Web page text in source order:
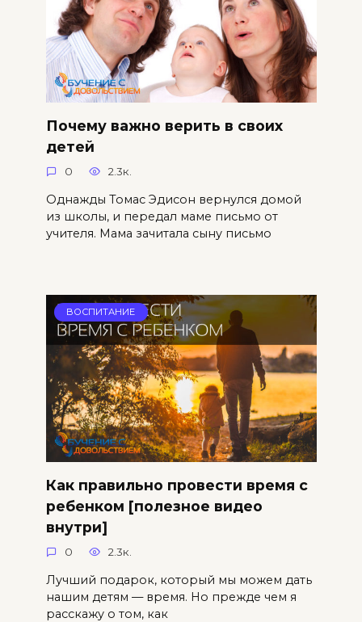
Почему важно верить в своих
детей
0 2.3к.
Однажды Томас Эдисон вернулся домой
из школы, и передал маме письмо от
учителя. Мама зачитала сыну письмо
ВОСПИТАНИЕ
Как правильно провести время с
ребенком [полезное видео
внутри]
0 2.3к.
Лучший подарок, который мы можем дать
нашим детям — время. Но прежде чем я
расскажу о том, как